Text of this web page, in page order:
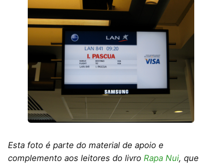
Esta foto é parte do material de apoio e
complemento aos leitores do livro Rapa Nui, que